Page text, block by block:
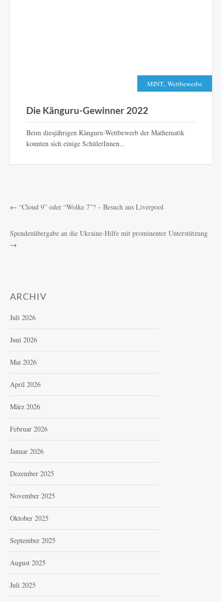
MINT, Wettbewerbe
Die Känguru-Gewinner 2022
Beim diesjährigen Känguru-Wettbewerb der Mathematik
konnten sich einige SchülerInnen...
← “Cloud 9” oder “Wolke 7”? – Besuch aus Liverpool
Spendenübergabe an die Ukraine-Hilfe mit prominenter Unterstützung
→
ARCHIV
Juli 2026
Juni 2026
Mai 2026
April 2026
März 2026
Februar 2026
Januar 2026
Dezember 2025
November 2025
Oktober 2025
September 2025
August 2025
Juli 2025